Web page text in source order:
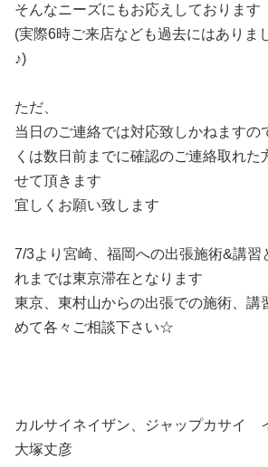
そんなニーズにもお応えしております
(実際6時ご来店なども過去にはありま
♪)
ただ、
当日のご連絡では対応致しかねますの
くは数日前までに確認のご連絡取れた
せて頂きます
宜しくお願い致します
7/3より宮崎、福岡への出張施術&講習
れまでは東京滞在となります
東京、東村山からの出張での施術、講
めて各々ご相談下さい☆
カルサイネイザン、ジャップカサイ
大塚丈彦